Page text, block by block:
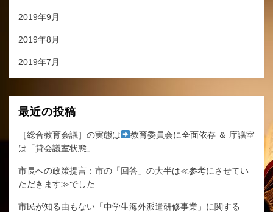
2019年9月
2019年8月
2019年7月
最近の投稿
［総合教育会議］の実態は
教育委員会に全面依存 ＆ 庁議室
は「貸会議室状態」
市長への政策提言：市の「回答」の大半は≪参考にさせてい
ただきます≫でした
市民が知る由もない「中学生海外派遣研修事業」に関する